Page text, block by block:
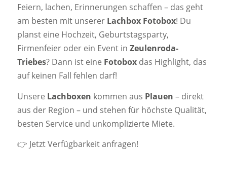
Feiern, lachen, Erinnerungen schaffen – das geht
am besten mit unserer Lachbox Fotobox! Du
planst eine Hochzeit, Geburtstagsparty,
Firmenfeier oder ein Event in Zeulenroda-
Triebes? Dann ist eine Fotoboxdas Highlight, das
auf keinen Fall fehlen darf!
Unsere Lachboxen kommen aus Plauen – direkt
aus der Region – und stehen für höchste Qualität,
besten Service und unkomplizierte Miete.
👉 Jetzt Verfügbarkeit anfragen!